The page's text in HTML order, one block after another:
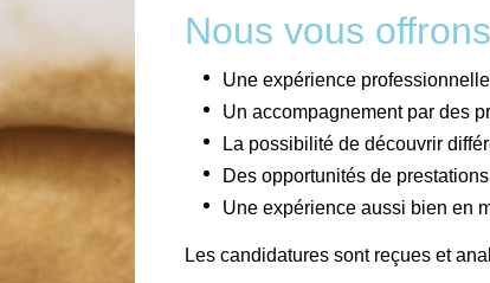
Nous vous offrons
Une expérience
Un accompagnement par des
La possibilité de découvrir
Des opportunités de
Une expérience aussi bien en
Les candidatures sont reçues et